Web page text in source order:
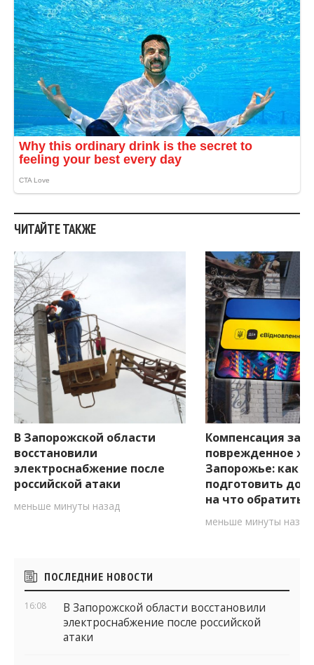
ЧИТАЙТЕ ТАКЖЕ
В Запорожской области
восстановили
электроснабжение после
российской атаки
меньше минуты назад
Компенсация за
поврежденное
Запорожье: как
подготовить
на что обратить
меньше минуты назад
Боковые
виджеты
ПОСЛЕДНИЕ НОВОСТИ
16:08
В Запорожской области восстановили
электроснабжение после российской
атаки